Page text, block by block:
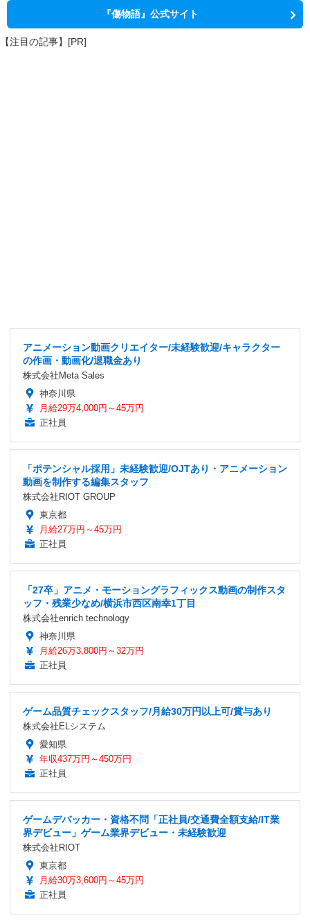
『傷物語』公式サイト
【注目の記事】[PR]
アニメーション動画クリエイター/未経験歓迎/キャラクター
の作画・動画化/退職金あり
株式会社Meta Sales
神奈川県
月給29万4,000円～45万円
正社員
「ポテンシャル採用」未経験歓迎/OJTあり・アニメーション
動画を制作する編集スタッフ
株式会社RIOT GROUP
東京都
月給27万円～45万円
正社員
「27卒」アニメ・モーショングラフィックス動画の制作スタ
ッフ・残業少なめ/横浜市西区南幸1丁目
株式会社enrich technology
神奈川県
月給26万3,800円～32万円
正社員
ゲーム品質チェックスタッフ/月給30万円以上可/賞与あり
株式会社ELシステム
愛知県
年収437万円～450万円
正社員
ゲームデバッカー・資格不問「正社員/交通費全額支給/IT業
界デビュー」ゲーム業界デビュー・未経験歓迎
株式会社RIOT
東京都
月給30万3,600円～45万円
正社員